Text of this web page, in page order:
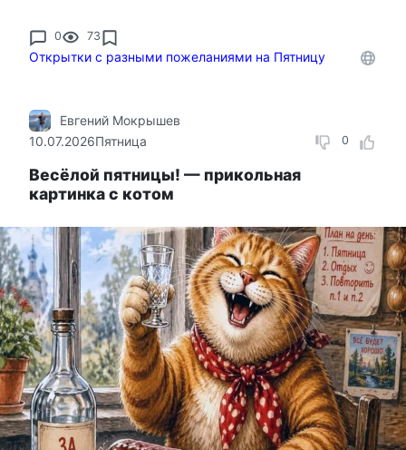
0 73
Открытки с разными пожеланиями на Пятницу
0
Евгений Мокрышев
10.07.2026Пятница
Весёлой пятницы! — прикольная
картинка с котом